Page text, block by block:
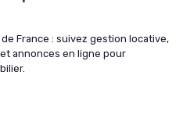
France : suivez gestion locative,
annonces en ligne pour